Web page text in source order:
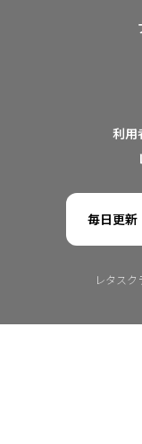
利用
毎日更新
レタスク